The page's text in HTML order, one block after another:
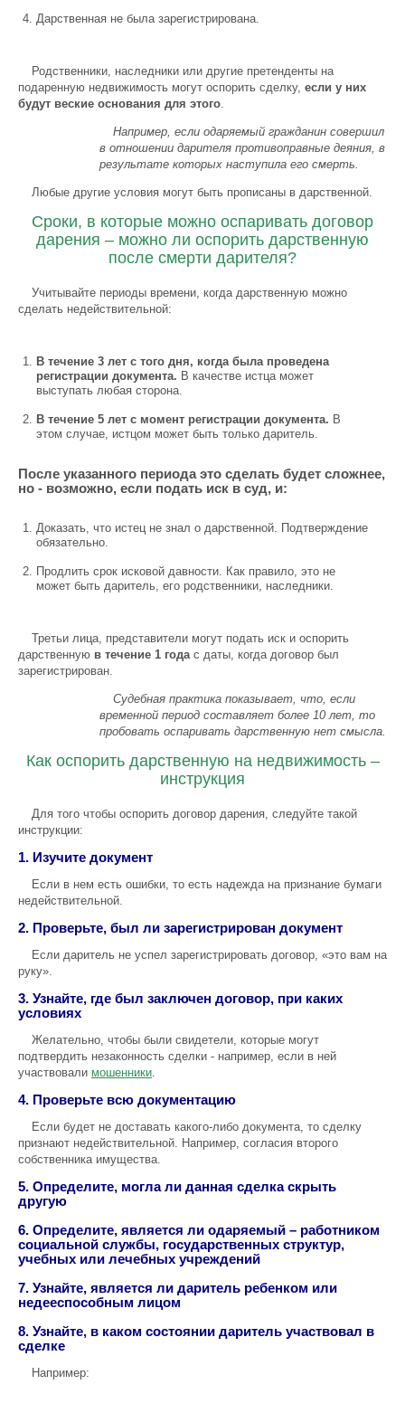
Дарственная не была зарегистрирована.
Родственники, наследники или другие претенденты на
подаренную недвижимость могут оспорить сделку, если у них
будут веские основания для этого.
Например, если одаряемый гражданин совершил
в отношении дарителя противоправные деяния, в
результате которых наступила его смерть.
Любые другие условия могут быть прописаны в дарственной.
Сроки, в которые можно оспаривать договор
дарения – можно ли оспорить дарственную
после смерти дарителя?
Учитывайте периоды времени, когда дарственную можно
сделать недействительной:
В течение 3 лет с того дня, когда была проведена
регистрации документа. В качестве истца может
выступать любая сторона.
В течение 5 лет с момент регистрации документа. В
этом случае, истцом может быть только даритель.
После указанного периода это сделать будет сложнее,
но - возможно, если подать иск в суд, и:
Доказать, что истец не знал о дарственной. Подтверждение
обязательно.
Продлить срок исковой давности. Как правило, это не
может быть даритель, его родственники, наследники.
Третьи лица, представители могут подать иск и оспорить
дарственную в течение 1 годас даты, когда договор был
зарегистрирован.
Судебная практика показывает, что, если
временной период составляет более 10 лет, то
пробовать оспаривать дарственную нет смысла.
Как оспорить дарственную на недвижимость –
инструкция
Для того чтобы оспорить договор дарения, следуйте такой
инструкции:
1. Изучите документ
Если в нем есть ошибки, то есть надежда на признание бумаги
недействительной.
2. Проверьте, был ли зарегистрирован документ
Если даритель не успел зарегистрировать договор, «это вам на
руку».
3. Узнайте, где был заключен договор, при каких
условиях
Желательно, чтобы были свидетели, которые могут
подтвердить незаконность сделки - например, если в ней
участвовали мошенники.
4. Проверьте всю документацию
Если будет не доставать какого-либо документа, то сделку
признают недействительной. Например, согласия второго
собственника имущества.
5. Определите, могла ли данная сделка скрыть
другую
6. Определите, является ли одаряемый – работником
социальной службы, государственных структур,
учебных или лечебных учреждений
7. Узнайте, является ли даритель ребенком или
недееспособным лицом
8. Узнайте, в каком состоянии даритель участвовал в
сделке
Например: